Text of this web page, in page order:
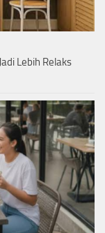
Lebih Relaks